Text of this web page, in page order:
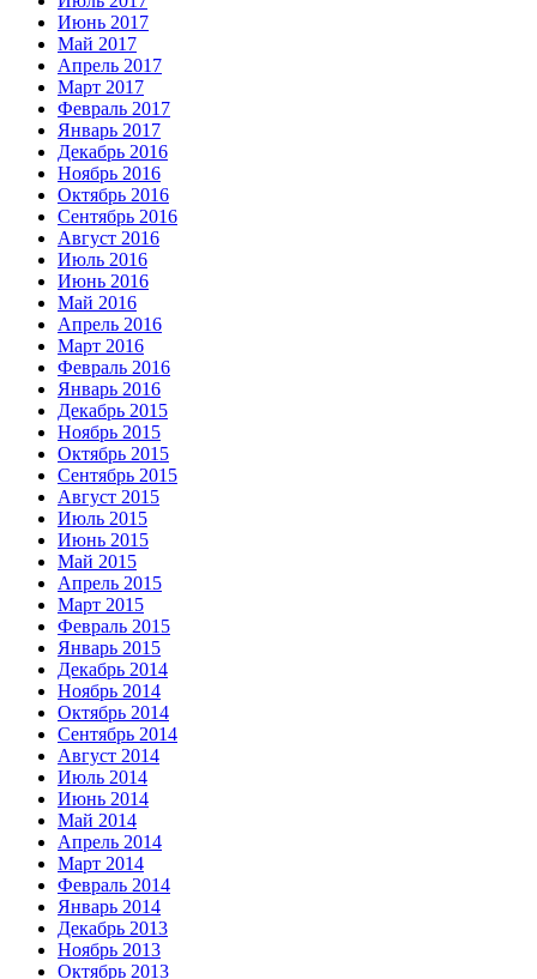
Июнь 2017
Май 2017
Апрель 2017
Март 2017
Февраль 2017
Январь 2017
Декабрь 2016
Ноябрь 2016
Октябрь 2016
Сентябрь 2016
Август 2016
Июль 2016
Июнь 2016
Май 2016
Апрель 2016
Март 2016
Февраль 2016
Январь 2016
Декабрь 2015
Ноябрь 2015
Октябрь 2015
Сентябрь 2015
Август 2015
Июль 2015
Июнь 2015
Май 2015
Апрель 2015
Март 2015
Февраль 2015
Январь 2015
Декабрь 2014
Ноябрь 2014
Октябрь 2014
Сентябрь 2014
Август 2014
Июль 2014
Июнь 2014
Май 2014
Апрель 2014
Март 2014
Февраль 2014
Январь 2014
Декабрь 2013
Ноябрь 2013
Октябрь 2013